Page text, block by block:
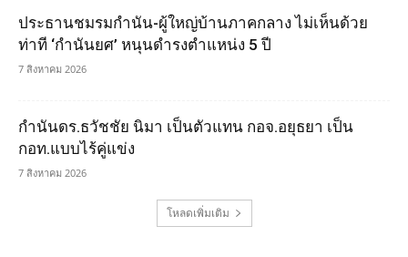
ประธานชมรมกำนัน-ผู้ใหญ่บ้านภาคกลาง ไม่เห็นด้วย
ท่าที ‘กำนันยศ’ หนุนดำรงตำแหน่ง 5 ปี
7 สิงหาคม 2026
กำนันดร.ธวัชชัย นิมา เป็นตัวแทน กอจ.อยุธยา เป็น
กอท.แบบไร้คู่แข่ง
7 สิงหาคม 2026
โหลดเพิ่มเติม